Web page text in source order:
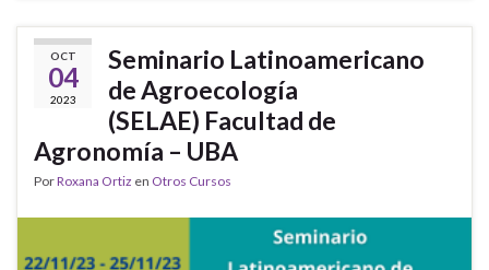
OCT
04
2023
Seminario Latinoamericano
de Agroecología
(SELAE) Facultad de
Agronomía – UBA
PorRoxana Ortiz en Otros Cursos